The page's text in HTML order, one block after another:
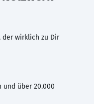
der wirklich zu Dir
und über 20.000